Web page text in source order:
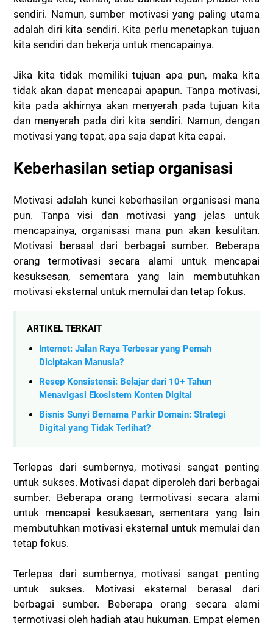
sendiri. Namun, sumber motivasi yang paling utama
adalah diri kita sendiri. Kita perlu menetapkan tujuan
kita sendiri dan bekerja untuk mencapainya.
Jika kita tidak memiliki tujuan apa pun, maka kita
tidak akan dapat mencapai apapun. Tanpa motivasi,
kita pada akhirnya akan menyerah pada tujuan kita
dan menyerah pada diri kita sendiri. Namun, dengan
motivasi yang tepat, apa saja dapat kita capai.
Keberhasilan setiap organisasi
Motivasi adalah kunci keberhasilan organisasi mana
pun. Tanpa visi dan motivasi yang jelas untuk
mencapainya, organisasi mana pun akan kesulitan.
Motivasi berasal dari berbagai sumber. Beberapa
orang termotivasi secara alami untuk mencapai
kesuksesan, sementara yang lain membutuhkan
motivasi eksternal untuk memulai dan tetap fokus.
ARTIKEL TERKAIT
Internet: Jalan Raya Terbesar yang Pernah
Diciptakan Manusia?
Resep Konsistensi: Belajar dari 10+ Tahun
Menavigasi Ekosistem Konten Digital
Bisnis Sunyi Bernama Parkir Domain: Strategi
Digital yang Tidak Terlihat?
Terlepas dari sumbernya, motivasi sangat penting
untuk sukses. Motivasi dapat diperoleh dari berbagai
sumber. Beberapa orang termotivasi secara alami
untuk mencapai kesuksesan, sementara yang lain
membutuhkan motivasi eksternal untuk memulai dan
tetap fokus.
Terlepas dari sumbernya, motivasi sangat penting
untuk sukses. Motivasi eksternal berasal dari
berbagai sumber. Beberapa orang secara alami
termotivasi oleh hadiah atau hukuman. Empat elemen